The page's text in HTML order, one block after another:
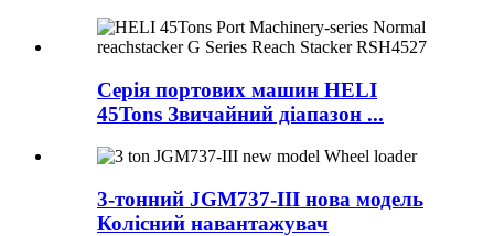
Серія портових машин HELI
45Tons Звичайний діапазон ...
3-тонний JGM737-III нова модель
Колісний навантажувач